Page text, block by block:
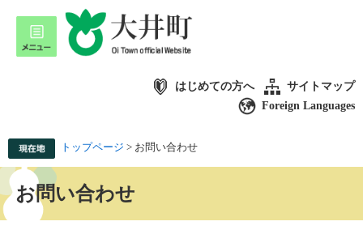
はじめての方へ
サイトマップ
Foreign Languages
トップページ > お問い合わせ
お問い合わせ